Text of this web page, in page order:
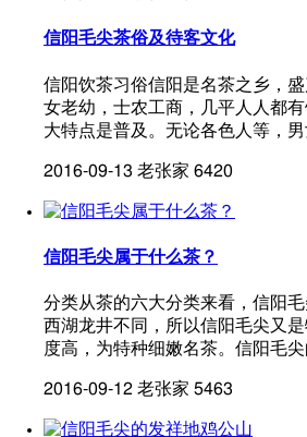
信阳毛尖茶俗及待客文化
信阳饮茶习俗信阳是名茶之乡，
女老幼，士农工商，几平人人都
大特点是普及。无论各色人等，
2016-09-13 老张家 6420
信阳毛尖属于什么茶？
分类从茶的六大分类来看，信阳
西湖龙井不同，所以信阳毛尖又
度高，为特种细嫩名茶。信阳毛
2016-09-12 老张家 5463